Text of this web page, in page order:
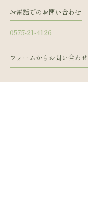
お電話でのお問い合わせ
0575-21-4126
フォームからお問い合わせ
姓